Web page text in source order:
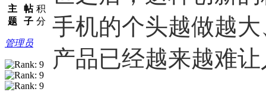
主
题
帖
子
积
分
管理员
手机的个头越做越
产品已经越来越难